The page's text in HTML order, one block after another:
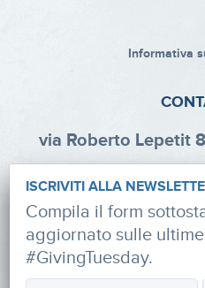
Informativa
via Roberto Lepetit
Tel: +39
CF:
ISCRIVITI ALLA
Compila il form
aggiornato sulle
#GivingTuesday.